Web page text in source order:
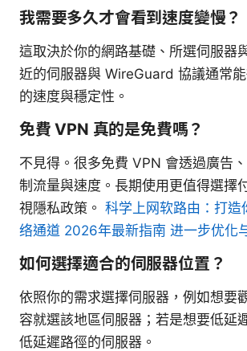
我需要多久才會看到速度變慢？
這取決於你的網路基礎、所選伺服器
近的伺服器與 WireGuard 協議通常
的速度與穩定性。
免費 VPN 真的是免費嗎？
不見得。很多免費 VPN 會透過廣告
制流量與速度。長期使用更值得選擇
視隱私政策。 科学上网软路由：打造
络通道 2026年最新指南 进一步优化
如何選擇適合的伺服器位置？
依照你的需求選擇伺服器，例如想要
容就選該地區伺服器；若是想要低延
低延遲路徑的伺服器。